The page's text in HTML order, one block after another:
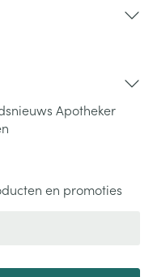
Apotheker
en promoties